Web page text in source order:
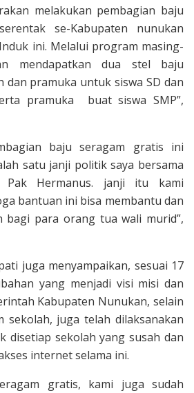
melakukan pembagian baju
se-Kabupaten nunukan
ini. Melalui program masing-
mendapatkan dua stel baju
pramuka untuk siswa SD dan
pramuka buat siswa SMP”,
baju seragam gratis ini
satu janji politik saya bersama
Pak Hermanus. janji itu kami
bantuan ini bisa membantu dan
bagi para orang tua wali murid”,
juga menyampaikan, sesuai 17
yang menjadi visi misi dan
Kabupaten Nunukan, selain
sekolah, juga telah dilaksanakan
disetiap sekolah yang susah dan
internet selama ini.
gratis, kami juga sudah